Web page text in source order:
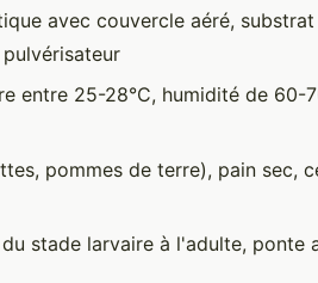
avec couvercle aéré,
entre 25-28°C, humidité de 60-
pommes de terre), pain sec,
stade larvaire à l'adulte, ponte